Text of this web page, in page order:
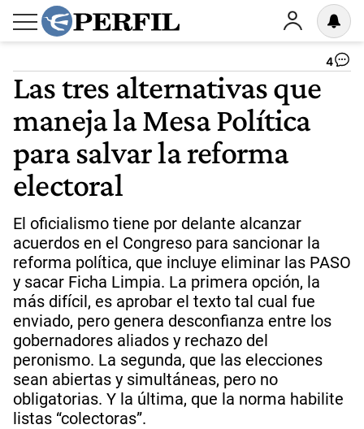
4
Las tres alternativas que
maneja la Mesa Política
para salvar la reforma
electoral
El oficialismo tiene por delante alcanzar
acuerdos en el Congreso para sancionar la
reforma política, que incluye eliminar las PASO
y sacar Ficha Limpia. La primera opción, la
más difícil, es aprobar el texto tal cual fue
enviado, pero genera desconfianza entre los
gobernadores aliados y rechazo del
peronismo. La segunda, que las elecciones
sean abiertas y simultáneas, pero no
obligatorias. Y la última, que la norma habilite
listas “colectoras”.